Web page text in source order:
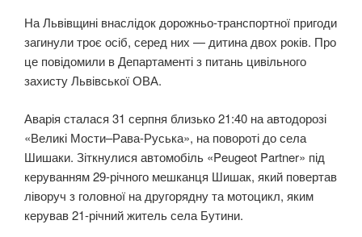
На Львівщині внаслідок дорожньо-транспортної пригоди
загинули троє осіб, серед них — дитина двох років. Про
це повідомили в Департаменті з питань цивільного
захисту Львівської ОВА.
Аварія сталася 31 серпня близько 21:40 на автодорозі
«Великі Мости–Рава-Руська», на повороті до села
Шишаки. Зіткнулися автомобіль «Peugeot Partner» під
керуванням 29-річного мешканця Шишак, який повертав
ліворуч з головної на другорядну та мотоцикл, яким
керував 21-річний житель села Бутини.